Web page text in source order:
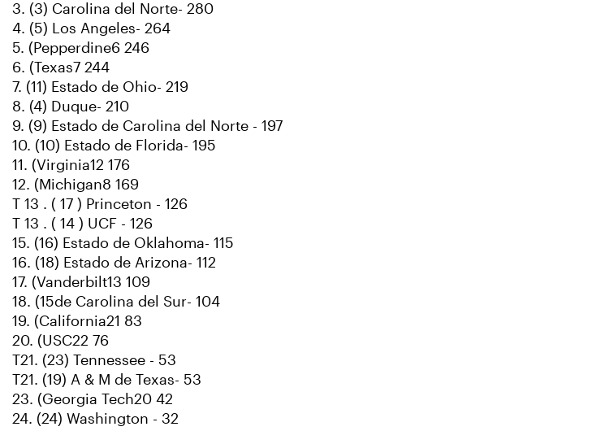
3. (3) Carolina del Norte- 280
4. (5) Los Angeles- 264
5. (Pepperdine6 246
6. (Texas7 244
7. (11) Estado de Ohio- 219
8. (4) Duque- 210
9. (9) Estado de Carolina del Norte - 197
10. (10) Estado de Florida- 195
11. (Virginia12 176
12. (Michigan8 169
T 13 . ( 17 ) Princeton - 126
T 13 . ( 14 ) UCF - 126
15. (16) Estado de Oklahoma- 115
16. (18) Estado de Arizona- 112
17. (Vanderbilt13 109
18. (15de Carolina del Sur- 104
19. (California21 83
20. (USC22 76
T21. (23) Tennessee - 53
T21. (19) A & M de Texas- 53
23. (Georgia Tech20 42
24. (24) Washington - 32